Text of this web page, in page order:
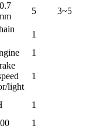
5 3~5
1
1
light
1
1
1